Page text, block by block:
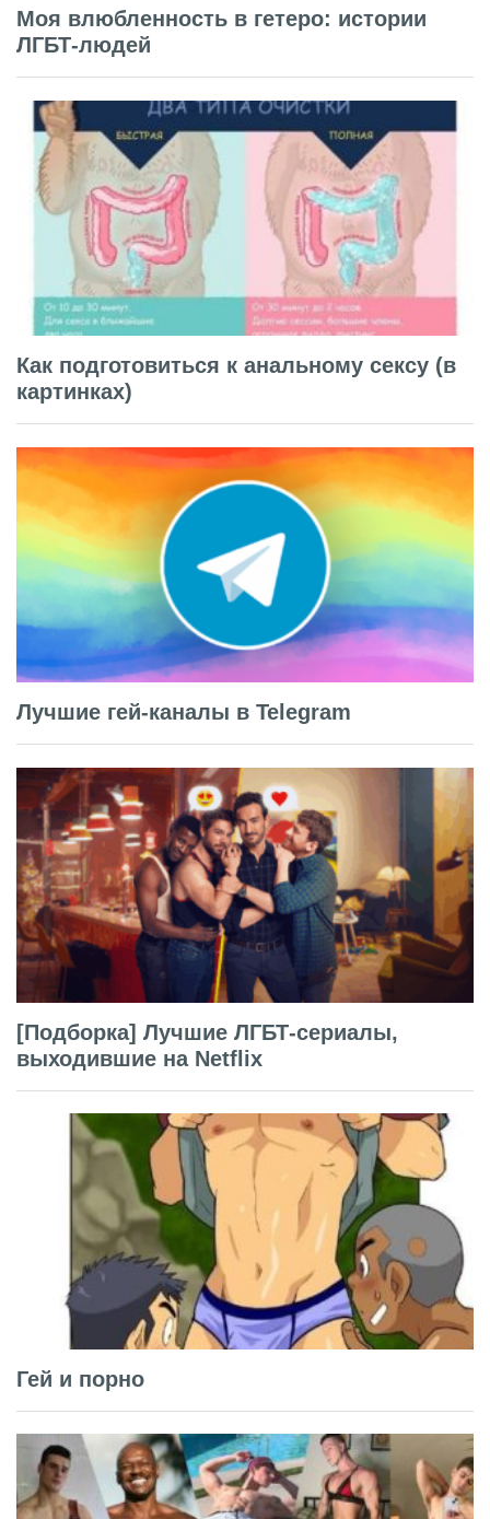
Моя влюбленность в гетеро: истории
ЛГБТ-людей
Как подготовиться к анальному сексу (в
картинках)
Лучшие гей-каналы в Telegram
[Подборка] Лучшие ЛГБТ-сериалы,
выходившие на Netflix
Гей и порно